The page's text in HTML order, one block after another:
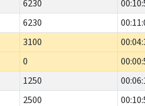
6230
6230
3100
0
1250
2500